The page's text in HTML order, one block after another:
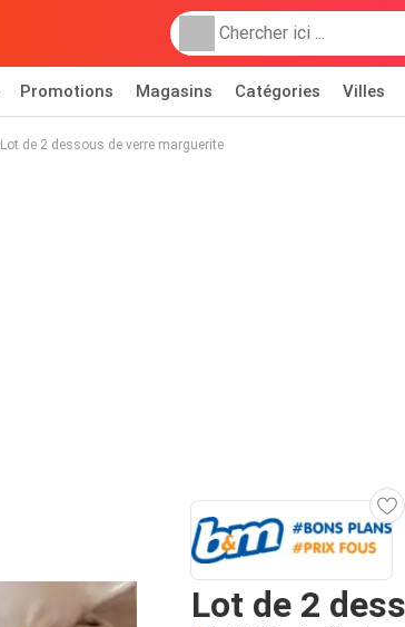
Promotions Magasins Catégories Villes
Lot de 2 dessous de verre marguerite
Lot de 2